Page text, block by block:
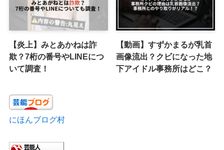
【炎上】みとあかねは詐
欺？7桁の番号やLINEにつ
いて調査！
【動画】すずかまるが乳首
画像流出？クビになった地
下アイドル事務所はどこ？
にほんブログ村